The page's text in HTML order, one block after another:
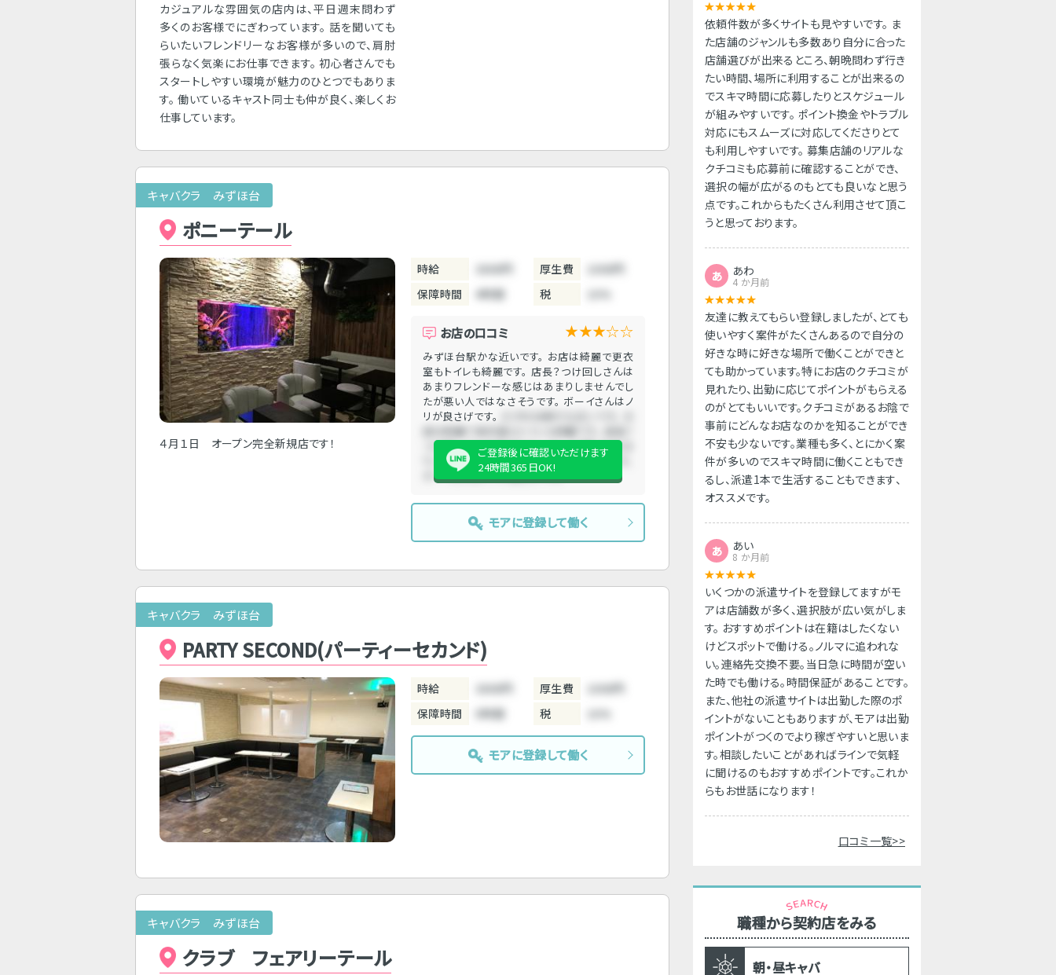
カジュアルな雰囲気の店内は、平日週末問わず
多くのお客様でにぎわっています。 話を聞いても
らいたいフレンドリーなお客様が多いので、肩肘
張らなく気楽にお仕事できます。 初心者さんでも
スタートしやすい環境が魅力のひとつでもありま
す。 働いているキャスト同士も仲が良く、楽しくお
仕事しています。
キャバクラ みずほ台
ポニーテール
４月１日 オープン完全新規店です！
時給 3800円 厚生費
1000円
保障時間
4時間 税
お店の口コミ ★★★☆☆
みずほ台駅かな近いです。 お店は綺麗で更衣
室もトイレも綺麗です。 店長？つけ回しさんは
あまりフレンドーな感じはあまりしませんでし
たが悪い人ではなさそうです。 ボーイさんはノ
リが良さげです。
みずほ台駅かな近いです。 お
店は綺麗で更衣室もトイレも綺麗です。 店長？
つけ回しさんはあまりフレンドーな感じはあま
りしませんでしたが悪い人ではなさそうです。
ボーイさんはノリが良さげです。
ご登録後に確認いただけます
24時間365日OK!
モアに登録して働く
キャバクラ みずほ台
PARTY SECOND(パーティーセカンド)
時給 3800円 厚生費
1000円
保障時間
5時間 税
モアに登録して働く
キャバクラ みずほ台
クラブ フェアリーテール
依頼件数が多くサイトも見やすいです。 ま
た店舗のジャンルも多数あり自分に合った
店舗選びが出来るところ、朝晩問わず行き
たい時間、場所に利用することが出来るの
でスキマ時間に応募したりとスケジュール
が組みやすいです。 ポイント換金やトラブル
対応にもスムーズに対応してくださりとて
も利用しやすいです。 募集店舗のリアルな
クチコミも応募前に確認することができ、
選択の幅が広がるのもとても良いなと思う
点です。これからもたくさん利用させて頂こ
うと思っております。
あ あわ
4 か月前
友達に教えてもらい登録しましたが、とても
使いやすく案件がたくさんあるので自分の
好きな時に好きな場所で働くことができと
ても助かっています。特にお店のクチコミが
見れたり、出勤に応じてポイントがもらえる
のがとてもいいです。クチコミがあるお陰で
事前にどんなお店なのかを知ることができ
不安も少ないです。業種も多く、とにかく案
件が多いのでスキマ時間に働くこともでき
るし、派遣1本で生活することもできます、
オススメです。
あ あい
8 か月前
いくつかの派遣サイトを登録してますがモ
アは店舗数が多く、選択肢が広い気がしま
す。 おすすめポイントは在籍はしたくない
けどスポットで働ける。ノルマに追われな
い。連絡先交換不要。当日急に時間が空い
た時でも働ける。時間保証があることです。
また、他社の派遣サイトは出勤した際のポ
イントがないこともありますが、モアは出勤
ポイントがつくのでより稼ぎやすいと思いま
す。相談したいことがあればラインで気軽
に聞けるのもおすすめポイントです。これか
らもお世話になります！
口コミ一覧>>
職種から契約店をみる
朝・昼キャバ